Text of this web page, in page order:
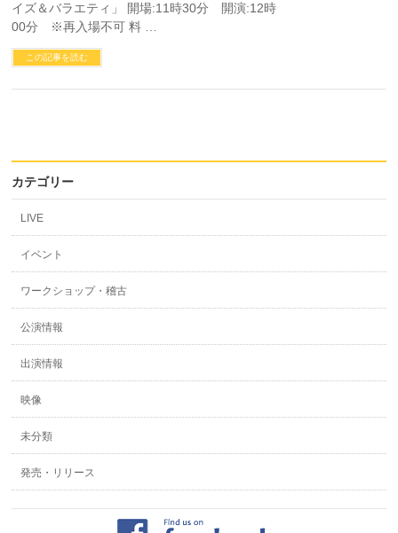
イズ＆バラエティ」 開場:11時30分 開演:12時
00分 ※再入場不可 料 …
この記事を読む
カテゴリー
LIVE
イベント
ワークショップ・稽古
公演情報
出演情報
映像
未分類
発売・リリース